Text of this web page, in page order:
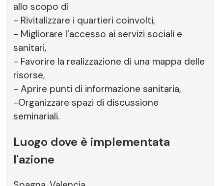
allo scopo di
- Rivitalizzare i quartieri coinvolti,
- Migliorare l’accesso ai servizi sociali e
sanitari,
- Favorire la realizzazione di una mappa delle
risorse,
- Aprire punti di informazione sanitaria,
-Organizzare spazi di discussione
seminariali.
Luogo dove è implementata
l'azione